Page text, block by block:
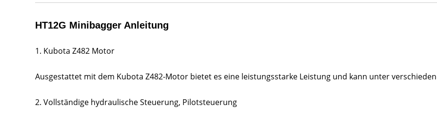
HT12G Minibagger Anleitung
1. Kubota Z482 Motor
Ausgestattet mit dem Kubota Z482-Motor bietet es eine leistungsstarke Leistung und kann unter
2. Vollständige hydraulische Steuerung, Pilotsteuerung